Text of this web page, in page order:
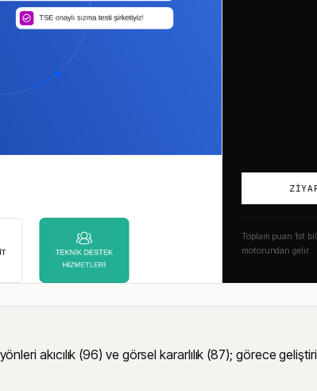
Toplam puan 1st
motorundan gelir.
akıcılık (96) ve görsel kararlılık (87); görece